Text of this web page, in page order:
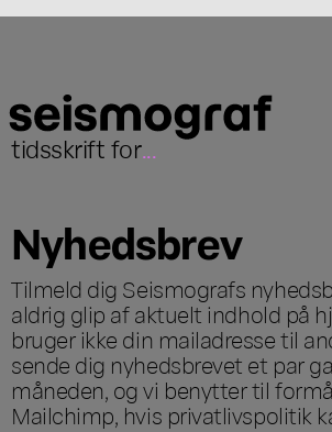
tidsskrift for...
Nyhedsbrev
Tilmeld dig Seismografs
aldrig glip af aktuelt indhold på
bruger ikke din mailadresse til
sende dig nyhedsbrevet et par
måneden, og vi benytter til
Mailchimp, hvis privatlivspolitik